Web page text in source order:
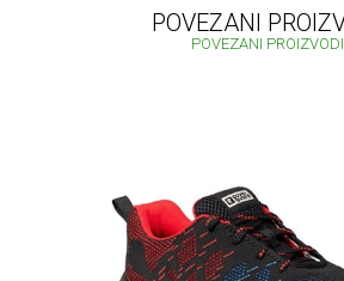
POVEZANI
POVEZANI PROIZVODI